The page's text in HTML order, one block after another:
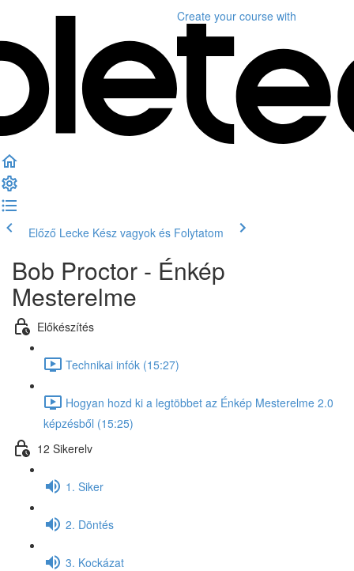
Create your course with
Előző Lecke Kész vagyok és Folytatom
Bob Proctor - Énkép
Mesterelme
Előkészítés
Technikai infók (15:27)
Hogyan hozd ki a legtöbbet az Énkép Mesterelme 2.0
képzésből (15:25)
12 Sikerelv
1. Siker
2. Döntés
3. Kockázat